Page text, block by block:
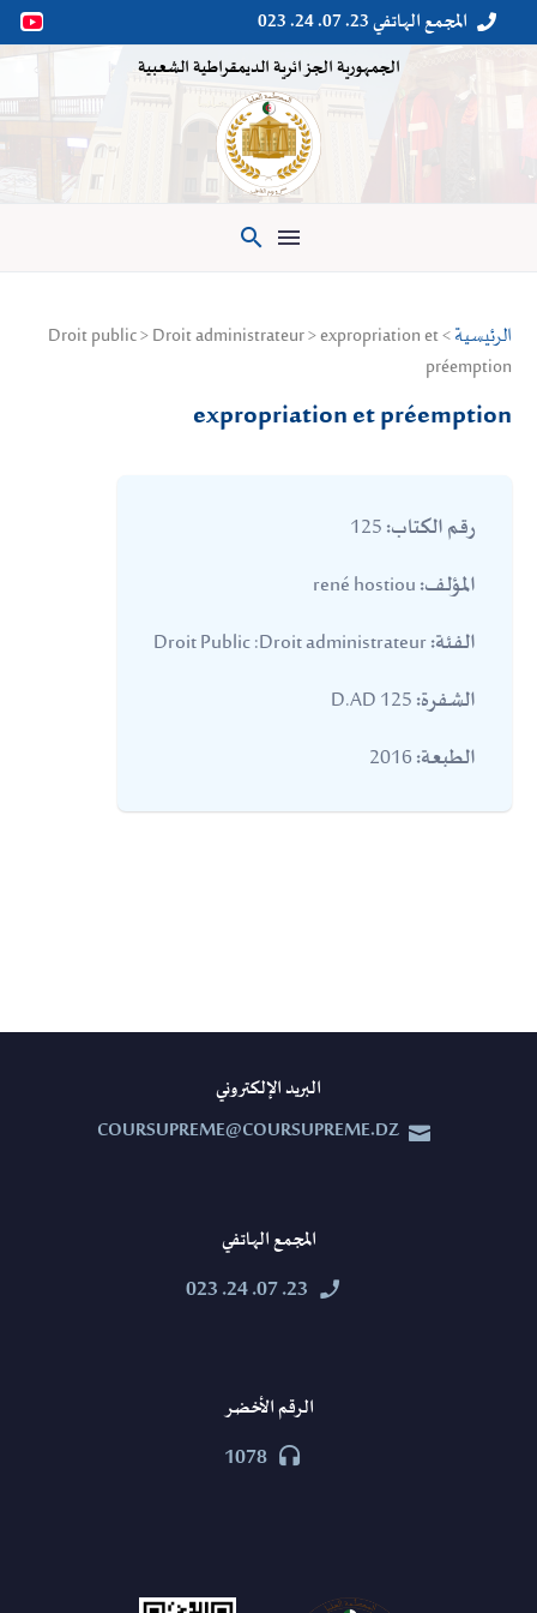

 المجمع الهاتفي 23. 07. 24. 023
الجمهورية الجزائرية الديمقراطية الشعبية

الرئيسية > Droit public > Droit administrateur > expropriation et
préemption
expropriation et préemption
رقم الكتاب:
المؤلف:
الفئة:
الشفرة:
الطبعة:
البريد الإلكتروني


COURSUPREME@COURSUPREME.DZ
المجمع الهاتفي


23. 07. 24. 023
الرقم الأخضر


1078